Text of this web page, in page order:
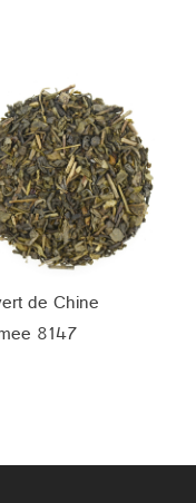
de Chine
8147